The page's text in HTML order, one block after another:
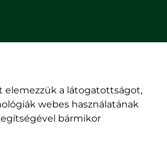
elemezzük a látogatottságot,
webes használatának
bármikor